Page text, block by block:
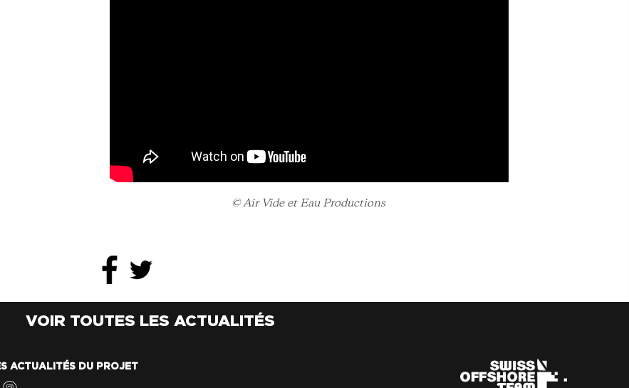
© Air Vide et Eau Productions
VOIR TOUTES LES ACTUALITÉS
ACTUALITÉS DU PROJET